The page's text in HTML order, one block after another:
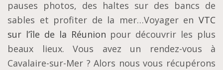
pauses photos, des haltes sur des bancs de
sables et profiter de la mer…Voyager en VTC
sur l’île de la Réunion pour découvrir les plus
beaux lieux. Vous avez un rendez-vous à
Cavalaire-sur-Mer ? Alors nous vous récupérons